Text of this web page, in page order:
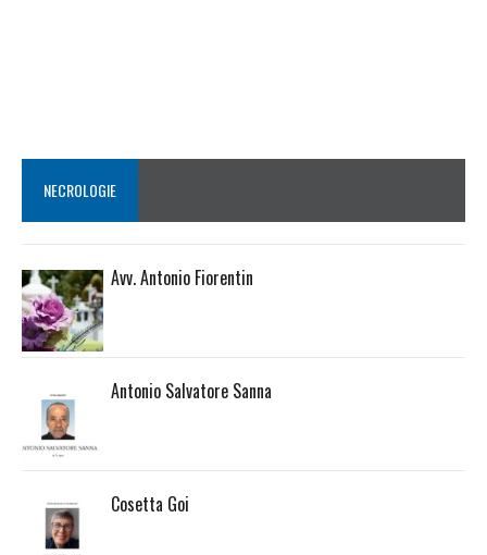
NECROLOGIE
Avv. Antonio Fiorentin
Antonio Salvatore Sanna
Cosetta Goi